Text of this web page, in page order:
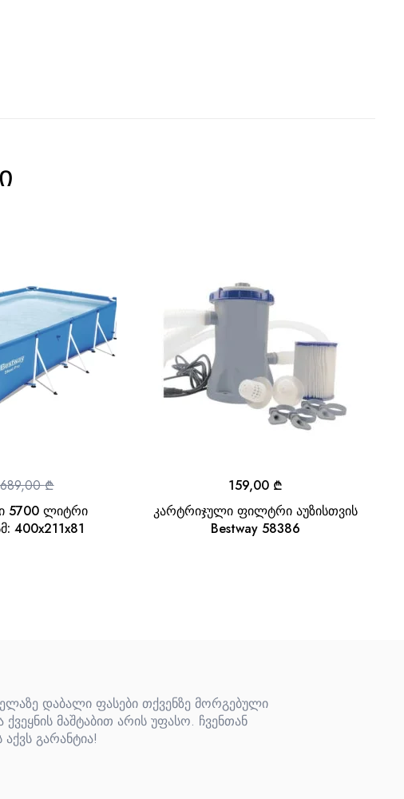
5700 ლიტრი
400x211x81
689,00₾
კარტრიჯული ფილტრი აუზისთვის
Bestway 58386
159,00 ₾
დაბალი ფასები თქვენზე მორგებული
მაშტაბით არის უფასო. ჩვენთან
გარანტია!